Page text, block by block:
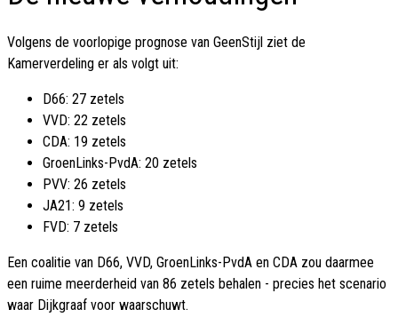
Volgens de voorlopige prognose van GeenStijl ziet de
Kamerverdeling er als volgt uit:
D66: 27 zetels
VVD: 22 zetels
CDA: 19 zetels
GroenLinks-PvdA: 20 zetels
PVV: 26 zetels
JA21: 9 zetels
FVD: 7 zetels
Een coalitie van D66, VVD, GroenLinks-PvdA en CDA zou daarmee
een ruime meerderheid van 86 zetels behalen - precies het scenario
waar Dijkgraaf voor waarschuwt.